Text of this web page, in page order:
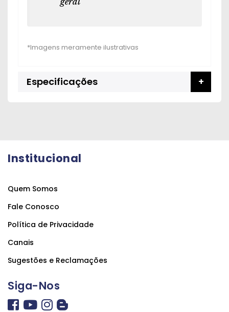
Especificações
Institucional
Quem Somos
Fale Conosco
Política de Privacidade
Canais
Sugestões e Reclamações
Siga-Nos